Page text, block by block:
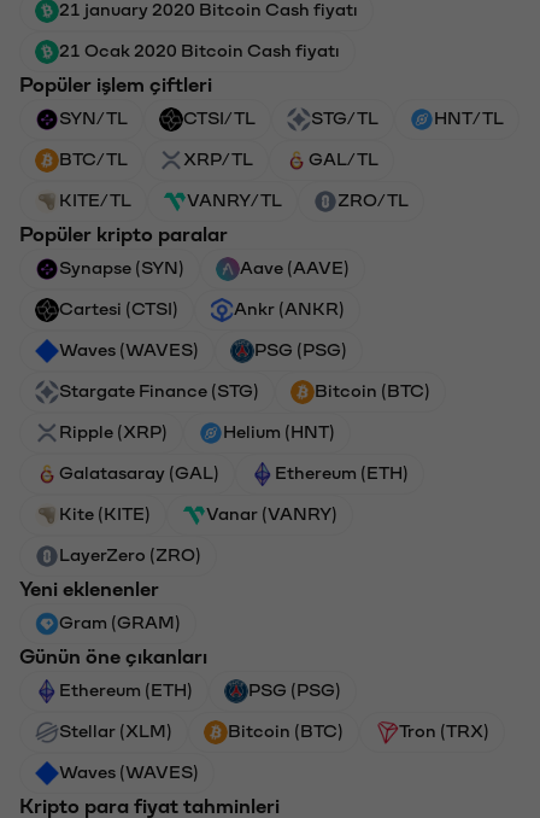
21 january 2020 Bitcoin Cash fiyatı
21 Ocak 2020 Bitcoin Cash fiyatı
Popüler işlem çiftleri
SYN/TL CTSI/TL STG/TL HNT/TL
BTC/TL XRP/TL GAL/TL
KITE/TL VANRY/TL ZRO/TL
Popüler kripto paralar
Synapse (SYN) Aave (AAVE)
Cartesi (CTSI) Ankr (ANKR)
Waves (WAVES) PSG (PSG)
Stargate Finance (STG) Bitcoin (BTC)
Ripple (XRP) Helium (HNT)
Galatasaray (GAL) Ethereum (ETH)
Kite (KITE) Vanar (VANRY)
LayerZero (ZRO)
Yeni eklenenler
Gram (GRAM)
Günün öne çıkanları
Ethereum (ETH) PSG (PSG)
Stellar (XLM) Bitcoin (BTC) Tron (TRX)
Waves (WAVES)
Kripto para fiyat tahminleri